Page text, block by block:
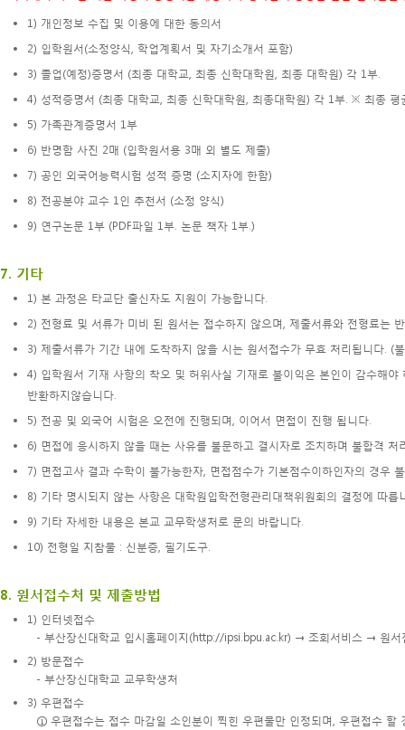
1) 개인정보 수집 및 이용에 대한 동의서
2) 입학원서(소정양식, 학업계획서 및 자기소개서 포함)
3) 졸업(예정)증명서 (최종 대학교, 최종 신학대학원, 최종 대학원) 각 1부.
4) 성적증명서 (최종 대학교, 최종 신학대학원, 최종대학원) 각 1부. ※ 최종 평
5) 가족관계증명서 1부
6) 반명함 사진 2매 (입학원서용 3매 외 별도 제출)
7) 공인 외국어능력시험 성적 증명 (소지자에 한함)
8) 전공분야 교수 1인 추천서 (소정 양식)
9) 연구논문 1부 (PDF파일 1부. 논문 책자 1부.)
7. 기타
1) 본 과정은 타교단 출신자도 지원이 가능합니다.
2) 전형료 및 서류가 미비 된 원서는 접수하지 않으며, 제출서류와 전형료는
3) 제출서류가 기간 내에 도착하지 않을 시는 원서접수가 무효 처리됩니다. (
4) 입학원서 기재 사항의 착오 및 허위사실 기재로 불이익은 본인이 감수해
반환하지않습니다.
5) 전공 및 외국어 시험은 오전에 진행되며, 이어서 면접이 진행 됩니다.
6) 면접에 응시하지 않을 때는 사유를 불문하고 결시자로 조치하며 불합격 처
7) 면접고사 결과 수학이 불가능한자, 면접점수가 기본점수이하인자의 경우
8) 기타 명시되지 않는 사항은 대학원입학전형관리대책위원회의 결정에 따릅
9) 기타 자세한 내용은 본교 교무학생처로 문의 바랍니다.
10) 전형일 지참물 : 신분증, 필기도구.
8. 원서접수처 및 제출방법
1) 인터넷접수
- 부산장신대학교 입시홈페이지(http://ipsi.bpu.ac.kr) → 조회서비스 → 원서
2) 방문접수
- 부산장신대학교 교무학생처
3) 우편접수
① 우편접수는 접수 마감일 소인분이 찍힌 우편물만 인정되며, 우편접수 할